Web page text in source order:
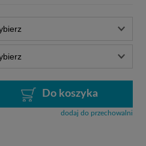
Do koszyka
dodaj do przechowalni